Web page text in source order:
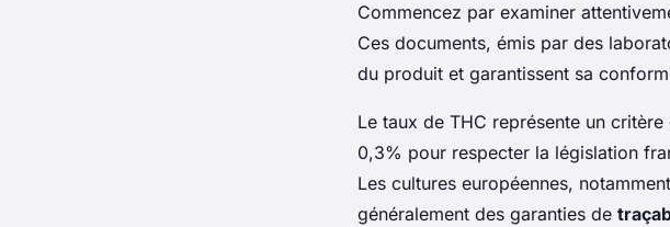
Commencez par examiner
Ces documents, émis par des
du produit et garantissent sa
Le taux de THC représente un
0,3% pour respecter la législation
Les cultures européennes,
généralement des garanties de